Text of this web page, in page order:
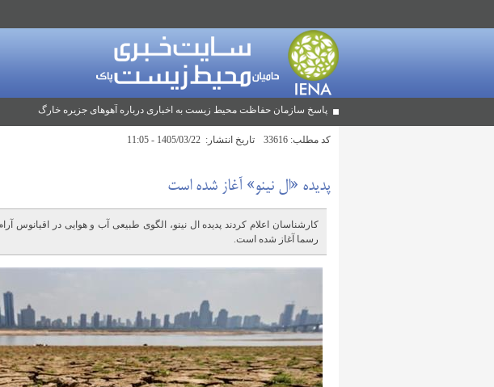
پاسخ سازمان حفاظت محیط زیست به اخباری درباره آهوهای جزیره خارگ
کد مطلب: تاریخ انتشار:
پدیده «ال نینو» آغاز شده است
کارشناسان اعلام کردند پدیده ال نینو، الگوی طبیعی آب و هوایی در اقیانوس
رسما آغاز شده است.